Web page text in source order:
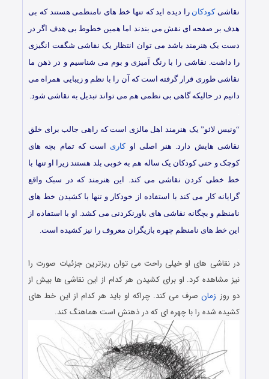
نقاشیکودکان را دیده اید که تنها خط های نامنظمی هستند که بی
هدف بر صفحه ای نقش می بندند اما همین خطوط بی هدف اگر در
دست یک هنرمند باشد می توان انتظار یک نقاشی شگفت انگیزی
را داشت. نقاشی را با رنگ آمیزی و بوم می شناسیم و در ذهن ما
نقاشی طوری قرار گرفته است که آن را با نظم و زیبایی همراه می
دانیم در حالیکه گاهی بی نظمی هم می تواند تبدیل به نقاشی شود.
“ونیس لائو” یک هنرمند اهل مالزی است که راهی جالب برای خلق
نقاشی هایش دارد. هنر اصلی اوکاری است که تمام بچه های
کوچک و حتی کودکان یک ساله هم به خوبی بلد هستند زیرا او تنها با
خط خطی کردن نقاشی می کند. این هنرمند که در سبک واقع
گرایانه کار می کند با استفاده از خودکار و تنها با کشیدن خط های
نامنظم و بچگانه نقاشی های باورنکردنی می کشد. او با استفاده از
این خط های نامنظم چهره بازیگران معروف را نیز کشیده است.
در نقاشی های او خیلی راحت می توان ریزترین جزئیات صورت را
نیز مشاهده کرد. او برای کشیدن هر کدام از این نقاشی ها بیش از
دو روز زمانصرف می کند. چراکه او باید هر کدام از این خط های
کشیده شده را با چهره ای که در ذهنش است هماهنگ کند.